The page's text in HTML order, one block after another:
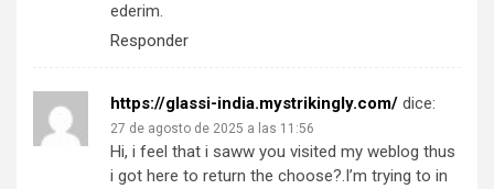
ederim.
Responder
https://glassi-india.mystrikingly.com/ dice:
27 de agosto de 2025 a las 11:56
Hi, i feel that i saww you visited my weblog thus
i got here to return the choose?.I’m trying to in